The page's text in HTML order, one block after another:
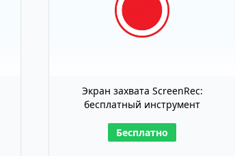
Экран захвата ScreenRec:
бесплатный инструмент
Бесплатно